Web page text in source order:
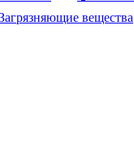
вещества